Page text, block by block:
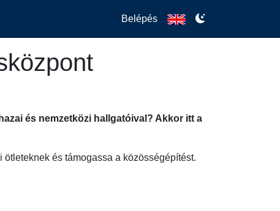
Belépés
és nemzetközi hallgatóival? Akkor itt a
és támogassa a közösségépítést.